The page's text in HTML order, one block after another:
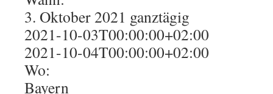
3. Oktober 2021 ganztägig
2021-10-03T00:00:00+02:00
2021-10-04T00:00:00+02:00
Wo:
Bayern